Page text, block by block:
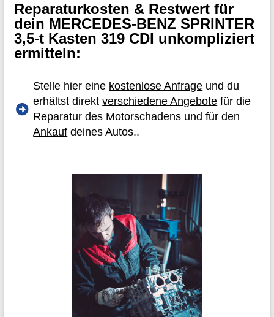
Reparaturkosten & Restwert für
dein MERCEDES-BENZ SPRINTER
3,5-t Kasten 319 CDI unkompliziert
ermitteln:
Stelle hier eine kostenlose Anfrage und du
erhältst direktverschiedene Angebote für die
Reparatur des Motorschadens und für den
Ankauf deines Autos..